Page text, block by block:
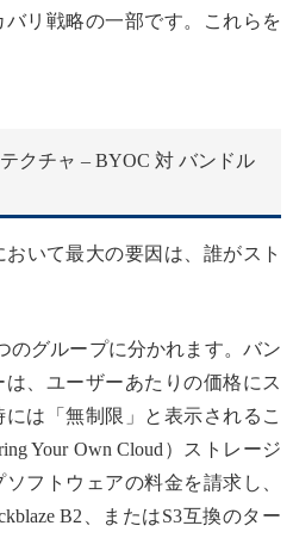
リ戦略の一部です。これらを
クチャ – BYOC 対 バンドル
いて最大の要因は、誰がスト
のグループに分かれます。バン
は、ユーザーあたりの価格にス
は「無制限」と表示されるこ
Your Own Cloud）ストレージ
フトウェアの料金を請求し、
B2、またはS3互換のター